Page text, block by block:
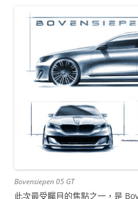
Bovensiepen 05 GT
此次最受矚目的焦點之一，是